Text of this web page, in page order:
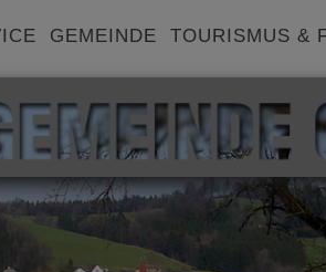
GEMEINDE TOURISMUS &